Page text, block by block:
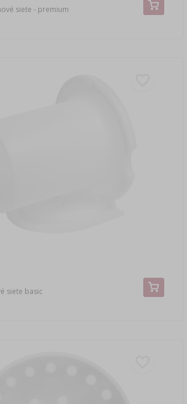
siete - premium
siete basic